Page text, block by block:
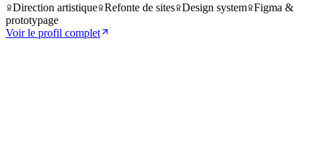
Direction artistique Refonte de sites Design system Figma &
prototypage
Voir le profil complet